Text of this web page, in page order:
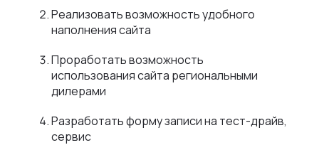
Реализовать возможность удобного
наполнения сайта
Проработать возможность
использования сайта региональными
дилерами
Разработать форму записи на тест-драйв,
сервис